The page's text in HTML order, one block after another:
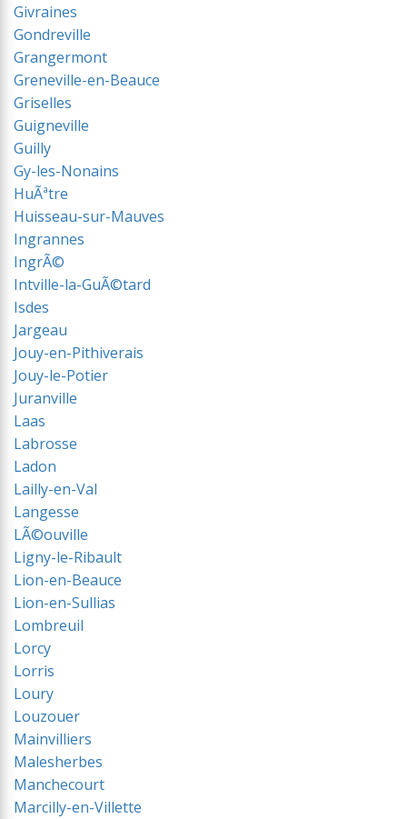
Givraines
Gondreville
Grangermont
Greneville-en-Beauce
Griselles
Guigneville
Guilly
Gy-les-Nonains
HuÃªtre
Huisseau-sur-Mauves
Ingrannes
IngrÃ©
Intville-la-GuÃ©tard
Isdes
Jargeau
Jouy-en-Pithiverais
Jouy-le-Potier
Juranville
Laas
Labrosse
Ladon
Lailly-en-Val
Langesse
LÃ©ouville
Ligny-le-Ribault
Lion-en-Beauce
Lion-en-Sullias
Lombreuil
Lorcy
Lorris
Loury
Louzouer
Mainvilliers
Malesherbes
Manchecourt
Marcilly-en-Villette